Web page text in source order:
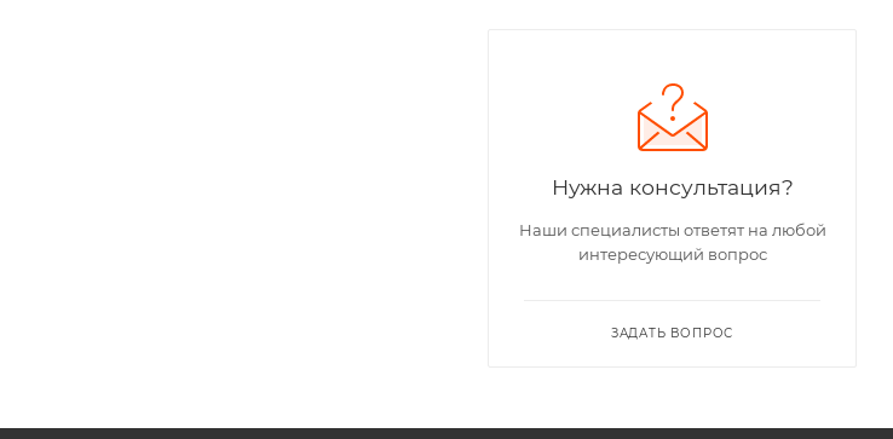
Нужна консультация?
Наши специалисты ответят на любой
интересующий вопрос
ЗАДАТЬ ВОПРОС